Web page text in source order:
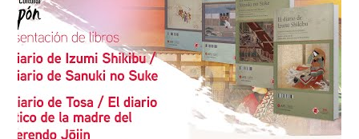
Fondo Editorial
Teatro Peruano Japonés